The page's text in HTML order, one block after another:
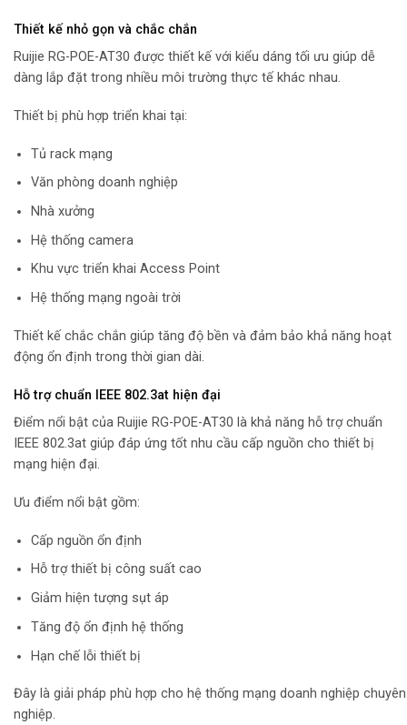
Thiết kế nhỏ gọn và chắc chắn
Ruijie RG-POE-AT30 được thiết kế với kiểu dáng tối ưu giúp dễ
dàng lắp đặt trong nhiều môi trường thực tế khác nhau.
Thiết bị phù hợp triển khai tại:
Tủ rack mạng
Văn phòng doanh nghiệp
Nhà xưởng
Hệ thống camera
Khu vực triển khai Access Point
Hệ thống mạng ngoài trời
Thiết kế chắc chắn giúp tăng độ bền và đảm bảo khả năng hoạt
động ổn định trong thời gian dài.
Hỗ trợ chuẩn IEEE 802.3at hiện đại
Điểm nổi bật của Ruijie RG-POE-AT30 là khả năng hỗ trợ chuẩn
IEEE 802.3at giúp đáp ứng tốt nhu cầu cấp nguồn cho thiết bị
mạng hiện đại.
Ưu điểm nổi bật gồm:
Cấp nguồn ổn định
Hỗ trợ thiết bị công suất cao
Giảm hiện tượng sụt áp
Tăng độ ổn định hệ thống
Hạn chế lỗi thiết bị
Đây là giải pháp phù hợp cho hệ thống mạng doanh nghiệp chuyên
nghiệp.